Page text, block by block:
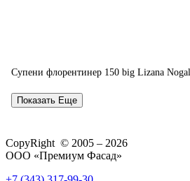
Супени флорентинер 150 big Lizana Nogal
Показать Еще
CopyRight © 2005 – 2026
ООО «Премиум Фасад»